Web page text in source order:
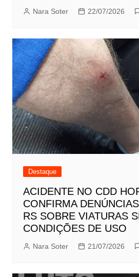
Nara Soter 22/07/2026
Destaque
ACIDENTE NO CDD
CONFIRMA
RS SOBRE VIATURAS
CONDIÇÕES DE USO
Nara Soter 21/07/2026